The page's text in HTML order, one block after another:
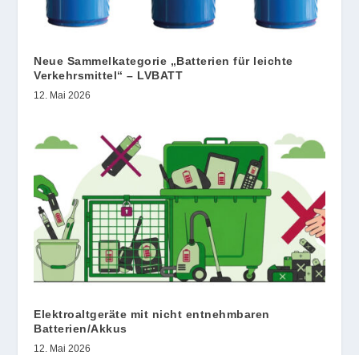
Neue Sammelkategorie „Batterien für leichte
Verkehrsmittel“ – LVBATT
12. Mai 2026
Elektroaltgeräte mit nicht entnehmbaren
Batterien/Akkus
12. Mai 2026